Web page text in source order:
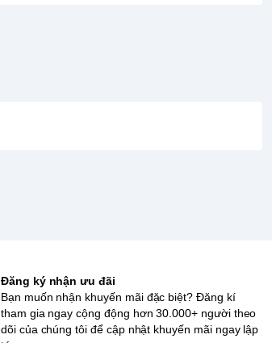
Đăng ký nhận ưu đãi
Bạn muốn nhận khuyến mãi đặc biệt? Đăng kí
tham gia ngay cộng động hơn 30.000+ người theo
dõi của chúng tôi để cập nhật khuyến mãi ngay lập